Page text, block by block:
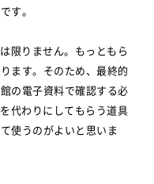
す。
限りません。もっともら
ます。そのため、最終的
の電子資料で確認する必
代わりにしてもらう道具
使うのがよいと思いま